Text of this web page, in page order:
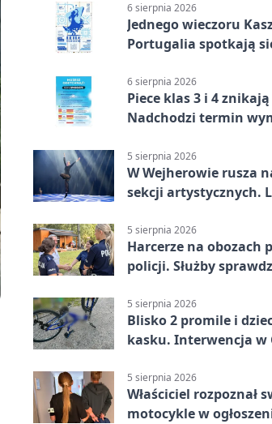
6 sierpnia 2026
Jednego wieczoru
Portugalia spotkają
6 sierpnia 2026
Piece klas 3 i 4
Nadchodzi termin
5 sierpnia 2026
W Wejherowie rusza
sekcji artystycznych.
5 sierpnia 2026
Harcerze na obozach
policji. Służby
5 sierpnia 2026
Blisko 2 promile i
kasku. Interwencja w
5 sierpnia 2026
Właściciel rozpoznał
motocykle w